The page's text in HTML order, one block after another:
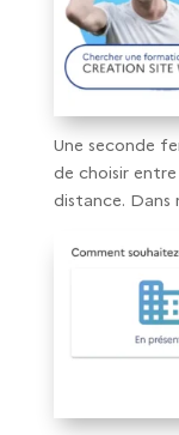
Une seconde
de choisir
distance. Dans